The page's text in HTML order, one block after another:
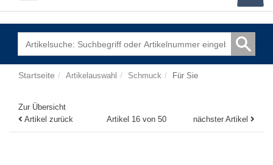
Startseite Artikelauswahl Schmuck Für Sie
Zur Übersicht
Artikel zurück
Artikel 16 von 50 nächster Artikel